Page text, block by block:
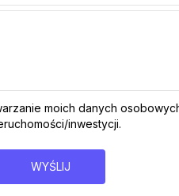
moich danych
inwestycji.
WYŚLIJ